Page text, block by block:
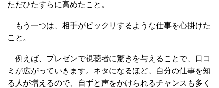
ただひたすらに高めたこと。
もう一つは、相手がビックリするような仕事を心掛けた
こと。
例えば、プレゼンで視聴者に驚きを与えることで、口コ
ミが広がっていきます。ネタになるほど、自分の仕事を知
る人が増えるので、自ずと声をかけられるチャンスも多く